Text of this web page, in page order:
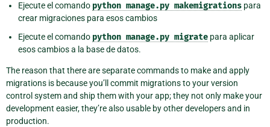
Ejecute el comando python manage.py makemigrations para
crear migraciones para esos cambios
Ejecute el comando python manage.py migrate para aplicar
esos cambios a la base de datos.
The reason that there are separate commands to make and apply
migrations is because you’ll commit migrations to your version
control system and ship them with your app; they not only make your
development easier, they’re also usable by other developers and in
production.